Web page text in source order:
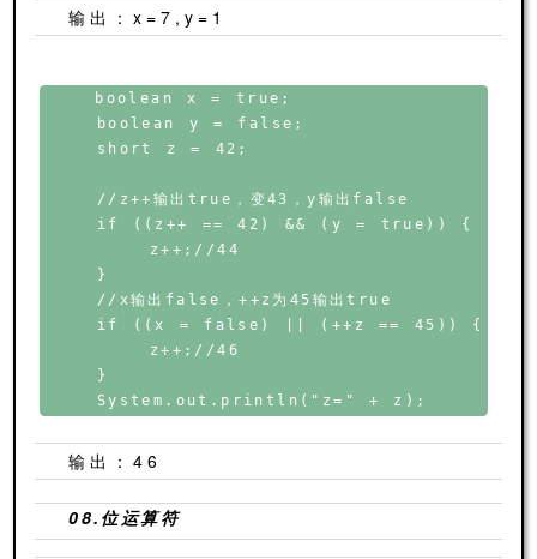
输出：x=7,y=1
    boolean x = true;
    boolean y = false;
    short z = 42;
    //z++输出true，变43，y输出false
    if ((z++ == 42) && (y = true)) {
        z++;//44
    }
    //x输出false，++z为45输出true
    if ((x = false) || (++z == 45)) {
        z++;//46
    }
输出：46
08.位运算符